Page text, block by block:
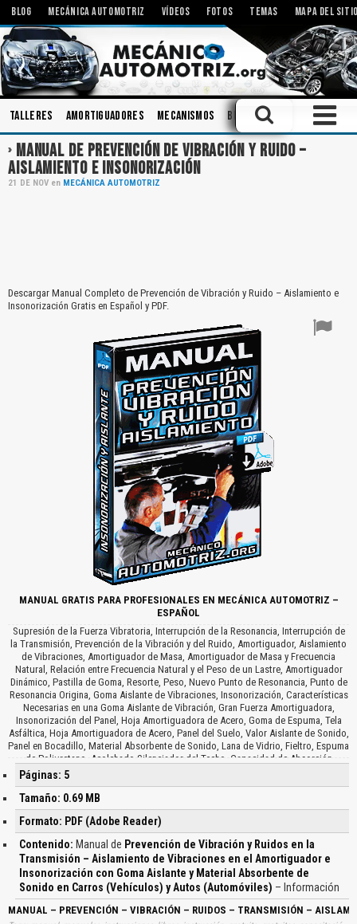
BLOG MECÁNICA AUTOMOTRIZ VÍDEOS FOTOS TEMAS MAPA DEL
Talleres Amortiguadores Mecanismos Bielas Diagnóstico
MANUAL DE PREVENCIÓN DE VIBRACIÓN Y RUIDO –
AISLAMIENTO E INSONORIZACIÓN
21 DE NOV en MECÁNICA AUTOMOTRIZ
Descargar Manual Completo de Prevención de Vibración y Ruido – Aislamiento e
Insonorización Gratis en Español y PDF.
MANUAL GRATIS PARA PROFESIONALES EN MECÁNICA AUTOMOTRIZ –
ESPAÑOL
Supresión de la Fuerza Vibratoria, Interrupción de la Resonancia, Interrupción de
la Transmisión, Prevención de la Vibración y del Ruido, Amortiguador, Aislamiento
de Vibraciones, Amortiguador de Masa, Amortiguador de Masa y Frecuencia
Natural, Relación entre Frecuencia Natural y el Peso de un Lastre, Amortiguador
Dinámico, Pastilla de Goma, Resorte, Peso, Nuevo Punto de Resonancia, Punto de
Resonancia Origina, Goma Aislante de Vibraciones, Insonorización, Características
Necesarias en una Goma Aislante de Vibración, Gran Fuerza Amortiguadora,
Insonorización del Panel, Hoja Amortiguadora de Acero, Goma de Espuma, Tela
Asfáltica, Hoja Amortiguadora de Acero, Panel del Suelo, Valor Aislante de Sonido,
Panel en Bocadillo, Material Absorbente de Sonido, Lana de Vidrio, Fieltro, Espuma
de Poliuretano, Acolchado Silenciador del Techo, Capacidad de Absorción
Páginas: 5
Tamaño: 0.69 MB
Formato: PDF (Adobe Reader)
Contenido: Manual de Prevención de Vibración y Ruidos en la
Transmisión – Aislamiento de Vibraciones en el Amortiguador e
Insonorización con Goma Aislante y Material Absorbente de
Sonido en Carros (Vehículos) y Autos (Automóviles) – Información
MANUAL – PREVENCIÓN – VIBRACIÓN – RUIDOS – TRANSMISIÓN –